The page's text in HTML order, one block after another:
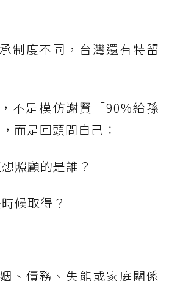
制度不同，台灣還有特留
不是模仿謝賢「90%給孫
而是回頭問自己：
照顧的是誰？
候取得？
、債務、失能或家庭關係